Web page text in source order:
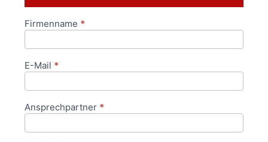
Anfrageformular
Firmenname *
E-Mail *
Ansprechpartner *